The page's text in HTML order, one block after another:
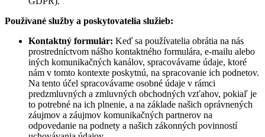
Používané služby a poskytovatelia služieb:
Kontaktný formulár: Keď sa používatelia obrátia na nás
prostredníctvom nášho kontaktného formulára, e-mailu alebo
iných komunikačných kanálov, spracovávame údaje, ktoré
nám v tomto kontexte poskytnú, na spracovanie ich podnetov.
Na tento účel spracovávame osobné údaje v rámci
predzmluvných a zmluvných obchodných vzťahov, pokiaľ je
to potrebné na ich plnenie, a na základe našich oprávnených
záujmov a záujmov komunikačných partnerov na
odpovedanie na podnety a našich zákonných povinností